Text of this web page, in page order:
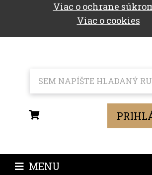
Viac o ochrane
Viac o cookies
MENU